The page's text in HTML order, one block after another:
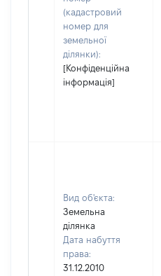
(кадастровий
номер для
земельної
ділянки):
[Конфіденційна
інформація]
Вид об'єкта:
Земельна
ділянка
Дата набуття
права:
31.12.2010